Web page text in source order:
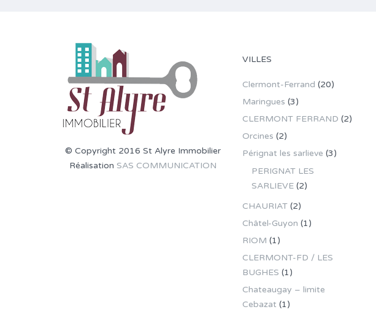
© Copyright 2016 St Alyre Immobilier
Réalisation SAS COMMUNICATION
VILLES
Clermont-Ferrand (20)
Maringues (3)
CLERMONT FERRAND (2)
Orcines (2)
Pérignat les sarlieve (3)
PERIGNAT LES
SARLIEVE(2)
CHAURIAT(2)
Châtel-Guyon (1)
RIOM (1)
CLERMONT-FD / LES
BUGHES (1)
Chateaugay – limite
Cebazat (1)